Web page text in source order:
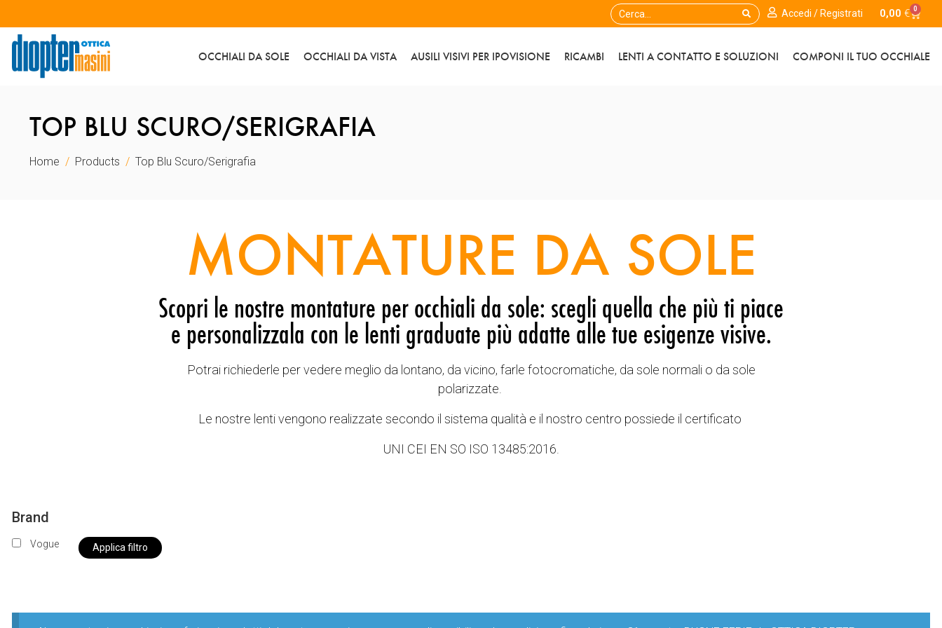
Accedi / Registrati 0,00 € 0
OCCHIALI DA SOLE OCCHIALI DA VISTA AUSILI VISIVI PER IPOVISIONE RICAMBI LENTI A CONTATTO E SOLUZIONI COMPONI IL TUO OCCHIALE
TOP BLU SCURO/SERIGRAFIA
Home Products Top Blu Scuro/Serigrafia
MONTATURE DA SOLE
Scopri le nostre montature per occhiali da sole: scegli quella che più ti piace
e personalizzala con le lenti graduate più adatte alle tue esigenze visive.
Potrai richiederle per vedere meglio da lontano, da vicino, farle fotocromatiche, da sole normali o da sole
polarizzate.
Le nostre lenti vengono realizzate secondo il sistema qualità e il nostro centro possiede il certificato
UNI CEI EN SO ISO 13485:2016.
Brand
Vogue Applica filtro